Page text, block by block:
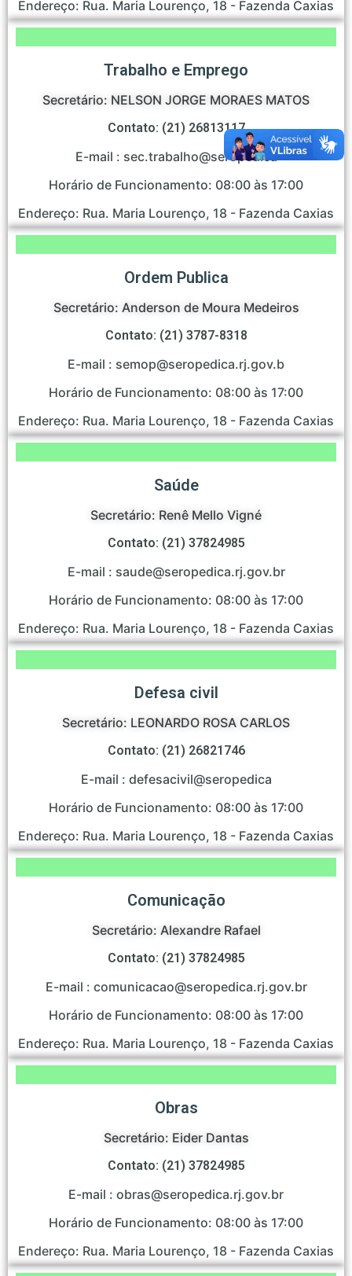
Endereço: Rua. Maria Lourenço, 18 - Fazenda Caxias
Trabalho e Emprego
Secretário: NELSON JORGE MORAES MATOS
Contato: (21) 26813117
E-mail : sec.trabalho@seropedica
Horário de Funcionamento: 08:00 às 17:00
Endereço: Rua. Maria Lourenço, 18 - Fazenda Caxias
Ordem Publica
Secretário: Anderson de Moura Medeiros
Contato: (21) 3787-8318
E-mail : semop@seropedica.rj.gov.b
Horário de Funcionamento: 08:00 às 17:00
Endereço: Rua. Maria Lourenço, 18 - Fazenda Caxias
Saúde
Secretário: Renê Mello Vigné
Contato: (21) 37824985
E-mail : saude@seropedica.rj.gov.br
Horário de Funcionamento: 08:00 às 17:00
Endereço: Rua. Maria Lourenço, 18 - Fazenda Caxias
Defesa civil
Secretário: LEONARDO ROSA CARLOS
Contato: (21) 26821746
E-mail : defesacivil@seropedica
Horário de Funcionamento: 08:00 às 17:00
Endereço: Rua. Maria Lourenço, 18 - Fazenda Caxias
Comunicação
Secretário: Alexandre Rafael
Contato: (21) 37824985
E-mail : comunicacao@seropedica.rj.gov.br
Horário de Funcionamento: 08:00 às 17:00
Endereço: Rua. Maria Lourenço, 18 - Fazenda Caxias
Obras
Secretário: Eider Dantas
Contato: (21) 37824985
E-mail : obras@seropedica.rj.gov.br
Horário de Funcionamento: 08:00 às 17:00
Endereço: Rua. Maria Lourenço, 18 - Fazenda Caxias